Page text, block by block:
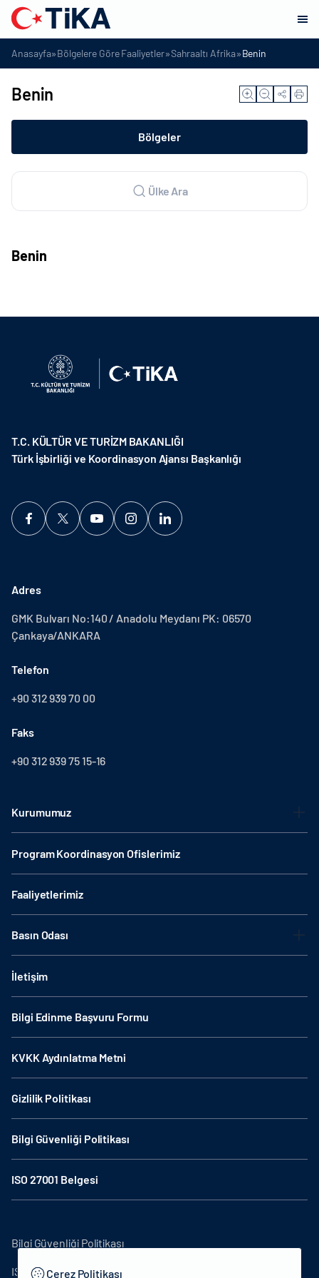
Anasayfa»Bölgelere Göre Faaliyetler»Sahraaltı Afrika»Benin
Benin
Bölgeler
Ülke Ara
Benin
T.C. KÜLTÜR VE TURİZM BAKANLIĞI
Türk İşbirliği ve Koordinasyon Ajansı Başkanlığı
Adres
GMK Bulvarı No:140 / Anadolu Meydanı PK: 06570
Çankaya/ANKARA
Telefon
+90 312 939 70 00
Faks
+90 312 939 75 15-16
Kurumumuz
Program Koordinasyon Ofislerimiz
Faaliyetlerimiz
Basın Odası
İletişim
Bilgi Edinme Başvuru Formu
KVKK Aydınlatma Metni
Gizlilik Politikası
Bilgi Güvenliği Politikası
ISO 27001 Belgesi
Bilgi Güvenliği Politikası
ISO27001Çerez Politikası